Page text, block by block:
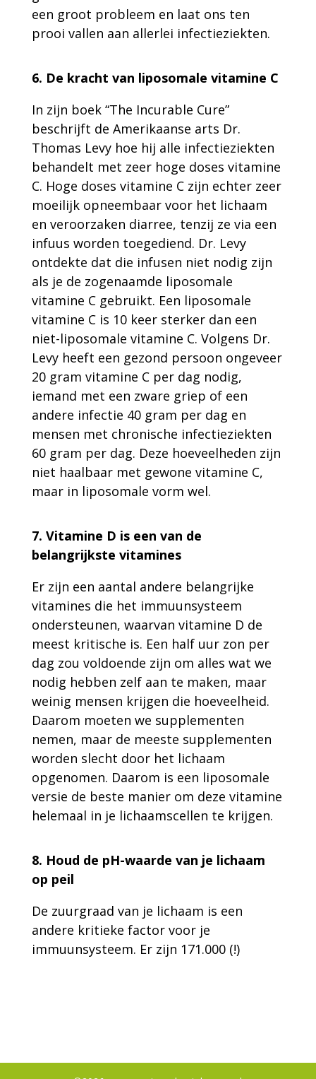
een groot probleem en laat ons ten
prooi vallen aan allerlei infectieziekten.
6. De kracht van liposomale vitamine C
In zijn boek “The Incurable Cure”
beschrijft de Amerikaanse arts Dr.
Thomas Levy hoe hij alle infectieziekten
behandelt met zeer hoge doses vitamine
C. Hoge doses vitamine C zijn echter zeer
moeilijk opneembaar voor het lichaam
en veroorzaken diarree, tenzij ze via een
infuus worden toegediend. Dr. Levy
ontdekte dat die infusen niet nodig zijn
als je de zogenaamde liposomale
vitamine C gebruikt. Een liposomale
vitamine C is 10 keer sterker dan een
niet-liposomale vitamine C. Volgens Dr.
Levy heeft een gezond persoon ongeveer
20 gram vitamine C per dag nodig,
iemand met een zware griep of een
andere infectie 40 gram per dag en
mensen met chronische infectieziekten
60 gram per dag. Deze hoeveelheden zijn
niet haalbaar met gewone vitamine C,
maar in liposomale vorm wel.
7. Vitamine D is een van de
belangrijkste vitamines
Er zijn een aantal andere belangrijke
vitamines die het immuunsysteem
ondersteunen, waarvan vitamine D de
meest kritische is. Een half uur zon per
dag zou voldoende zijn om alles wat we
nodig hebben zelf aan te maken, maar
weinig mensen krijgen die hoeveelheid.
Daarom moeten we supplementen
nemen, maar de meeste supplementen
worden slecht door het lichaam
opgenomen. Daarom is een liposomale
versie de beste manier om deze vitamine
helemaal in je lichaamscellen te krijgen.
8. Houd de pH-waarde van je lichaam
op peil
De zuurgraad van je lichaam is een
andere kritieke factor voor je
immuunsysteem. Er zijn 171.000 (!)